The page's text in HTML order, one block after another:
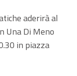
aderirà al
Una Di Meno
in piazza